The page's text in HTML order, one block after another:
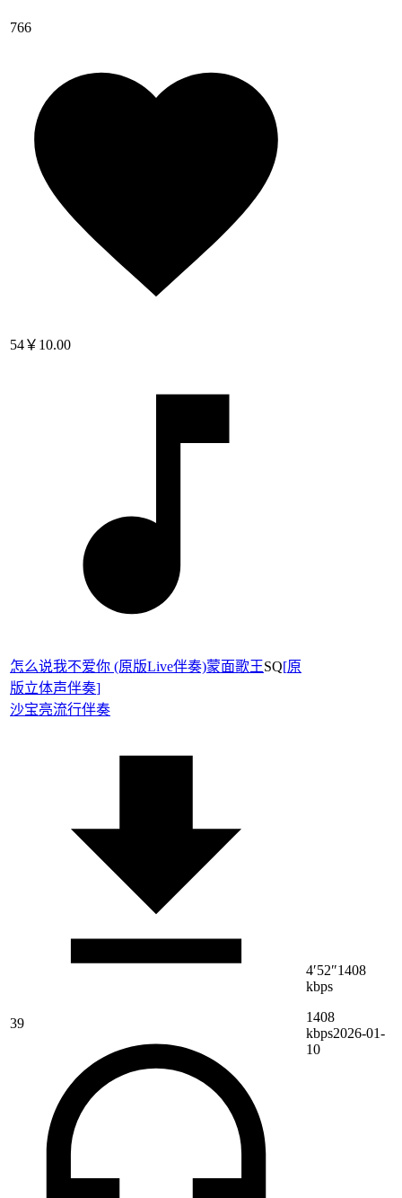
766
54￥10.00
怎么说我不爱你 (原版Live伴奏)蒙面歌王SQ[原
版立体声伴奏]
沙宝亮流行伴奏
39
4′52″1408
kbps
1408
kbps2026-01-
10